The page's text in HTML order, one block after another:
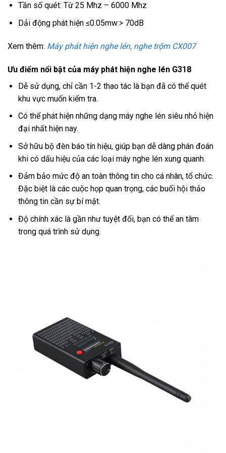
Tần số quét: Từ 25 Mhz – 6000 Mhz
Dải động phát hiện ≤0.05mw:> 70dB
Xem thêm: Máy phát hiện nghe lén, nghe trộm CX007
Ưu điểm nổi bật của máy phát hiện nghe lén G318
Dễ sử dụng, chỉ cần 1-2 thao tác là bạn đã có thể quét
khu vực muốn kiểm tra.
Có thể phát hiện những dạng máy nghe lén siêu nhỏ hiện
đại nhất hiện nay.
Sở hữu bộ đèn báo tín hiệu, giúp bạn dễ dàng phán đoán
khi có dấu hiệu của các loại máy nghe lén xung quanh.
Đảm bảo mức độ an toàn thông tin cho cá nhân, tổ chức.
Đặc biệt là các cuộc họp quan trọng, các buổi hội thảo
thông tin cần sự bí mật.
Độ chính xác là gần như tuyệt đối, bạn có thể an tâm
trong quá trình sử dụng.